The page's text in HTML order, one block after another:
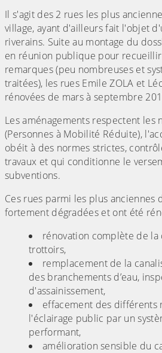
Il s'agit des 2 rues les plus
village, ayant d'ailleurs fait l'objet
riverains. Suite au montage du
en réunion publique pour
remarques (peu nombreuses et
traitées), les rues Emile ZOLA et
rénovées de mars à septembre
Les aménagements respectent les
(Personnes à Mobilité Réduite),
obéit à des normes strictes,
travaux et qui conditionne le
subventions.
Ces rues parmi les plus anciennes
fortement dégradées et ont été
rénovation complète de la
trottoirs,
remplacement de la
des branchements d’eau,
d'assainissement,
effacement des différents
l'éclairage public par un
performant,
amélioration sensible du